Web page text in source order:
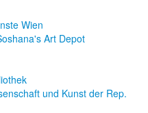
Wien
Art Depot
und Kunst der Rep.